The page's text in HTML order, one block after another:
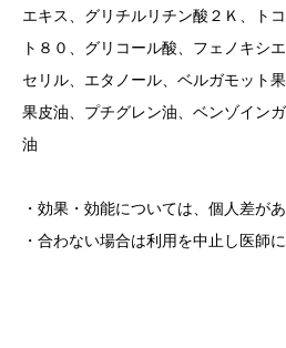
エキス、グリチルリチン酸２Ｋ、ト
ト８０、グリコール酸、フェノキシ
セリル、エタノール、ベルガモット
果皮油、プチグレン油、ベンゾイン
油
・効果・効能については、個人差があ
・合わない場合は利用を中止し医師